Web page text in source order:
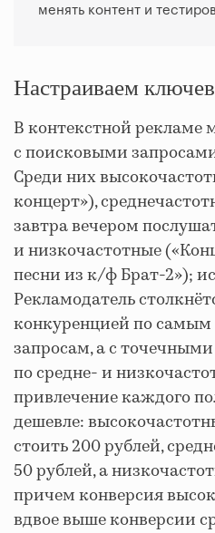
менять контент и
Настраиваем
В контекстной рекламе
с поисковыми
Среди них
концерт»),
завтра вечером
и низкочастотные
песни из к/ф Брат-2»);
Рекламодатель
конкуренцией по
запросам, а с
по средне- и
привлечение каждого
дешевле:
стоить 200 рублей,
50 рублей, а
причем конверсия
вдвое выше конверсии